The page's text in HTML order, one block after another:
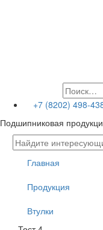
+7 (8202) 498-
Подшипниковая
Главная
Продукция
Втулки